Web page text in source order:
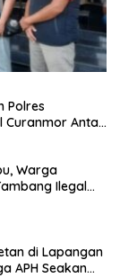
Polres
Curanmor Antar
Warga
Ilegal
di Lapangan
APH Seakan